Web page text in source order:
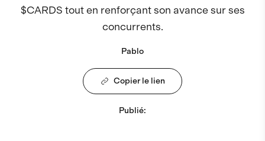
$CARDS tout en renforçant son avance sur ses
concurrents.
Pablo
Copier le lien
Publié: